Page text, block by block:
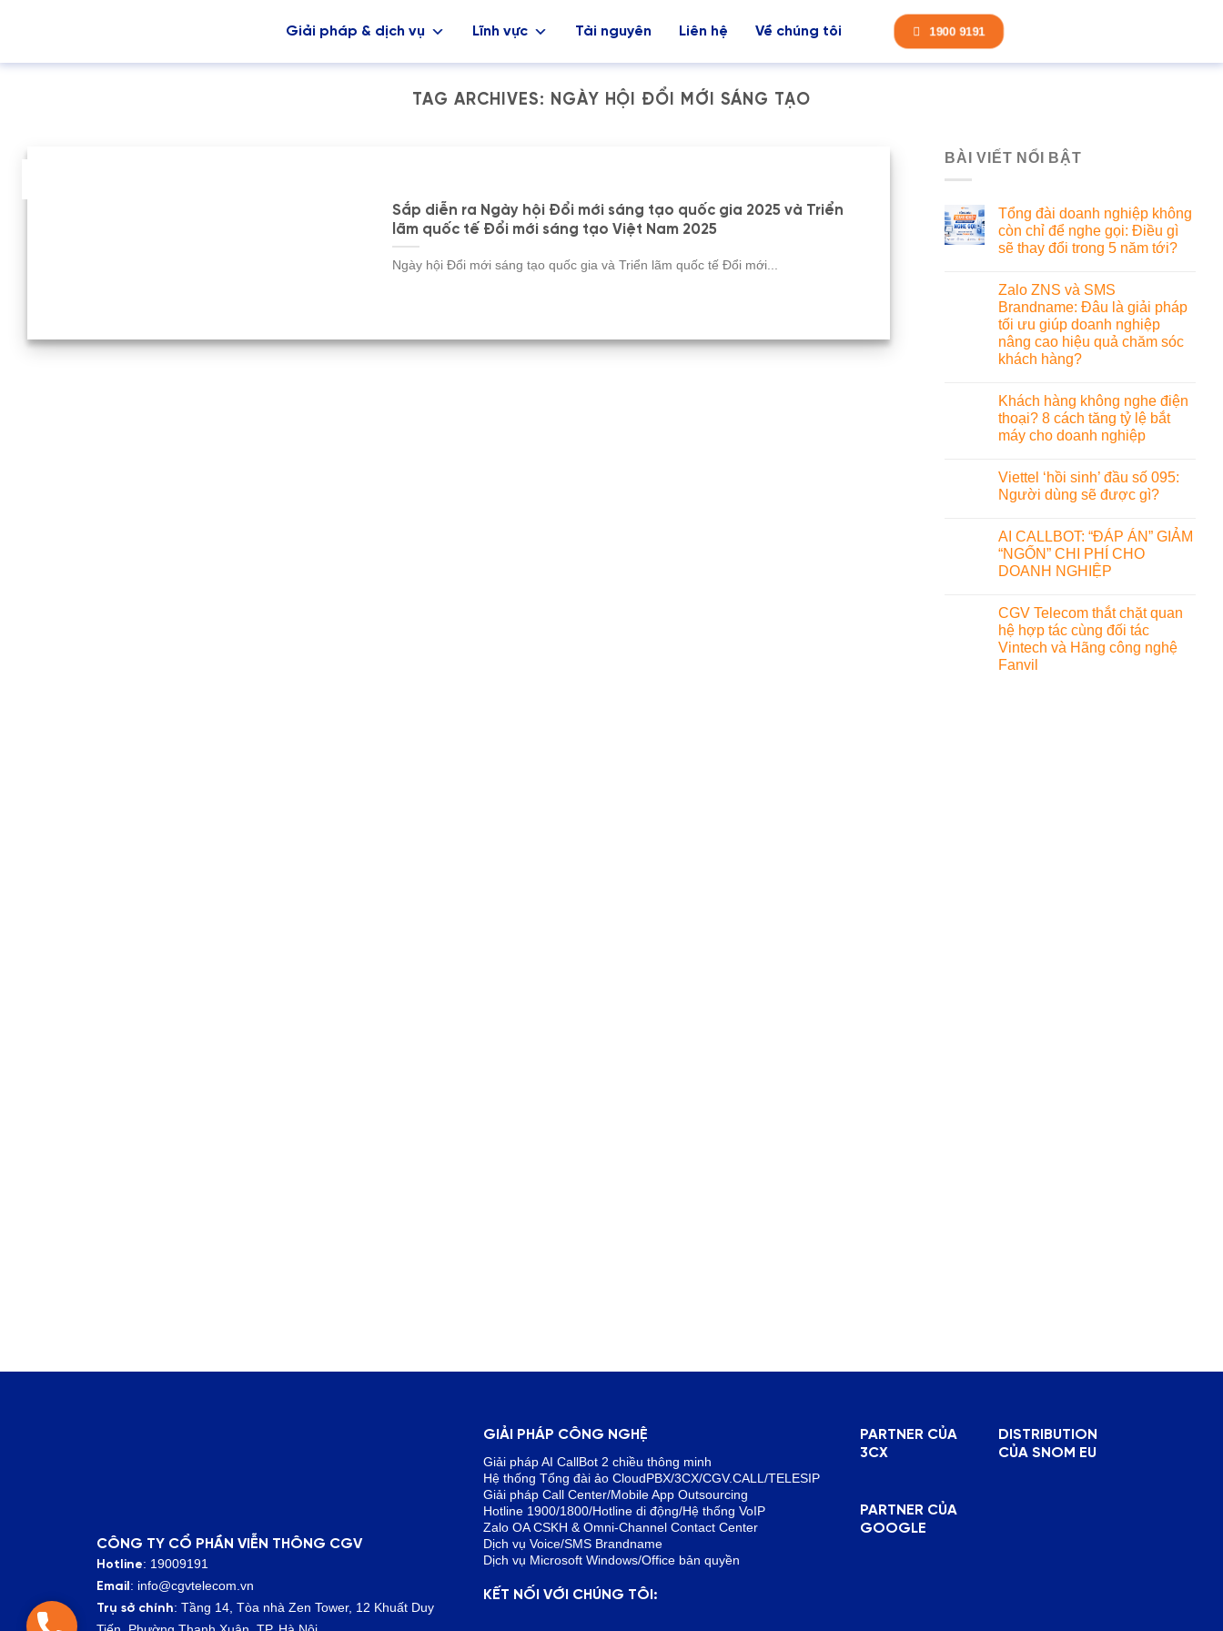
Giải pháp & dịch vụ Lĩnh vực Tài nguyên Liên hệ Về chúng tôi 1900 9191
TAG ARCHIVES: NGÀY HỘI ĐỔI MỚI SÁNG TẠO
Sắp diễn ra Ngày hội Đổi mới sáng tạo quốc gia 2025 và Triển
lãm quốc tế Đổi mới sáng tạo Việt Nam 2025
Ngày hội Đổi mới sáng tạo quốc gia và Triển lãm quốc tế Đổi mới...
BÀI VIẾT NỔI BẬT
Tổng đài doanh nghiệp không
còn chỉ để nghe gọi: Điều gì
sẽ thay đổi trong 5 năm tới?
Zalo ZNS và SMS
Brandname: Đâu là giải pháp
tối ưu giúp doanh nghiệp
nâng cao hiệu quả chăm sóc
khách hàng?
Khách hàng không nghe điện
thoại? 8 cách tăng tỷ lệ bắt
máy cho doanh nghiệp
Viettel ‘hồi sinh’ đầu số 095:
Người dùng sẽ được gì?
AI CALLBOT: “ĐÁP ÁN” GIẢM
“NGỐN” CHI PHÍ CHO
DOANH NGHIỆP
CGV Telecom thắt chặt quan
hệ hợp tác cùng đối tác
Vintech và Hãng công nghệ
Fanvil
CÔNG TY CỔ PHẦN VIỄN THÔNG CGV
Hotline: 19009191
Email: info@cgvtelecom.vn
Trụ sở chính: Tầng 14, Tòa nhà Zen Tower, 12 Khuất Duy
GIẢI PHÁP CÔNG NGHỆ
Giải pháp AI CallBot 2 chiều thông minh
Hệ thống Tổng đài ảo CloudPBX/3CX/CGV.CALL/TELESIP
Giải pháp Call Center/Mobile App Outsourcing
Hotline 1900/1800/Hotline di động/Hệ thống VoIP
Zalo OA CSKH & Omni-Channel Contact Center
Dịch vụ Voice/SMS Brandname
Dịch vụ Microsoft Windows/Office bản quyền
KẾT NỐI VỚI CHÚNG TÔI:
PARTNER CỦA
3CX
PARTNER CỦA
GOOGLE
DISTRIBUTION
CỦA SNOM EU
Hotline: 1900 9191